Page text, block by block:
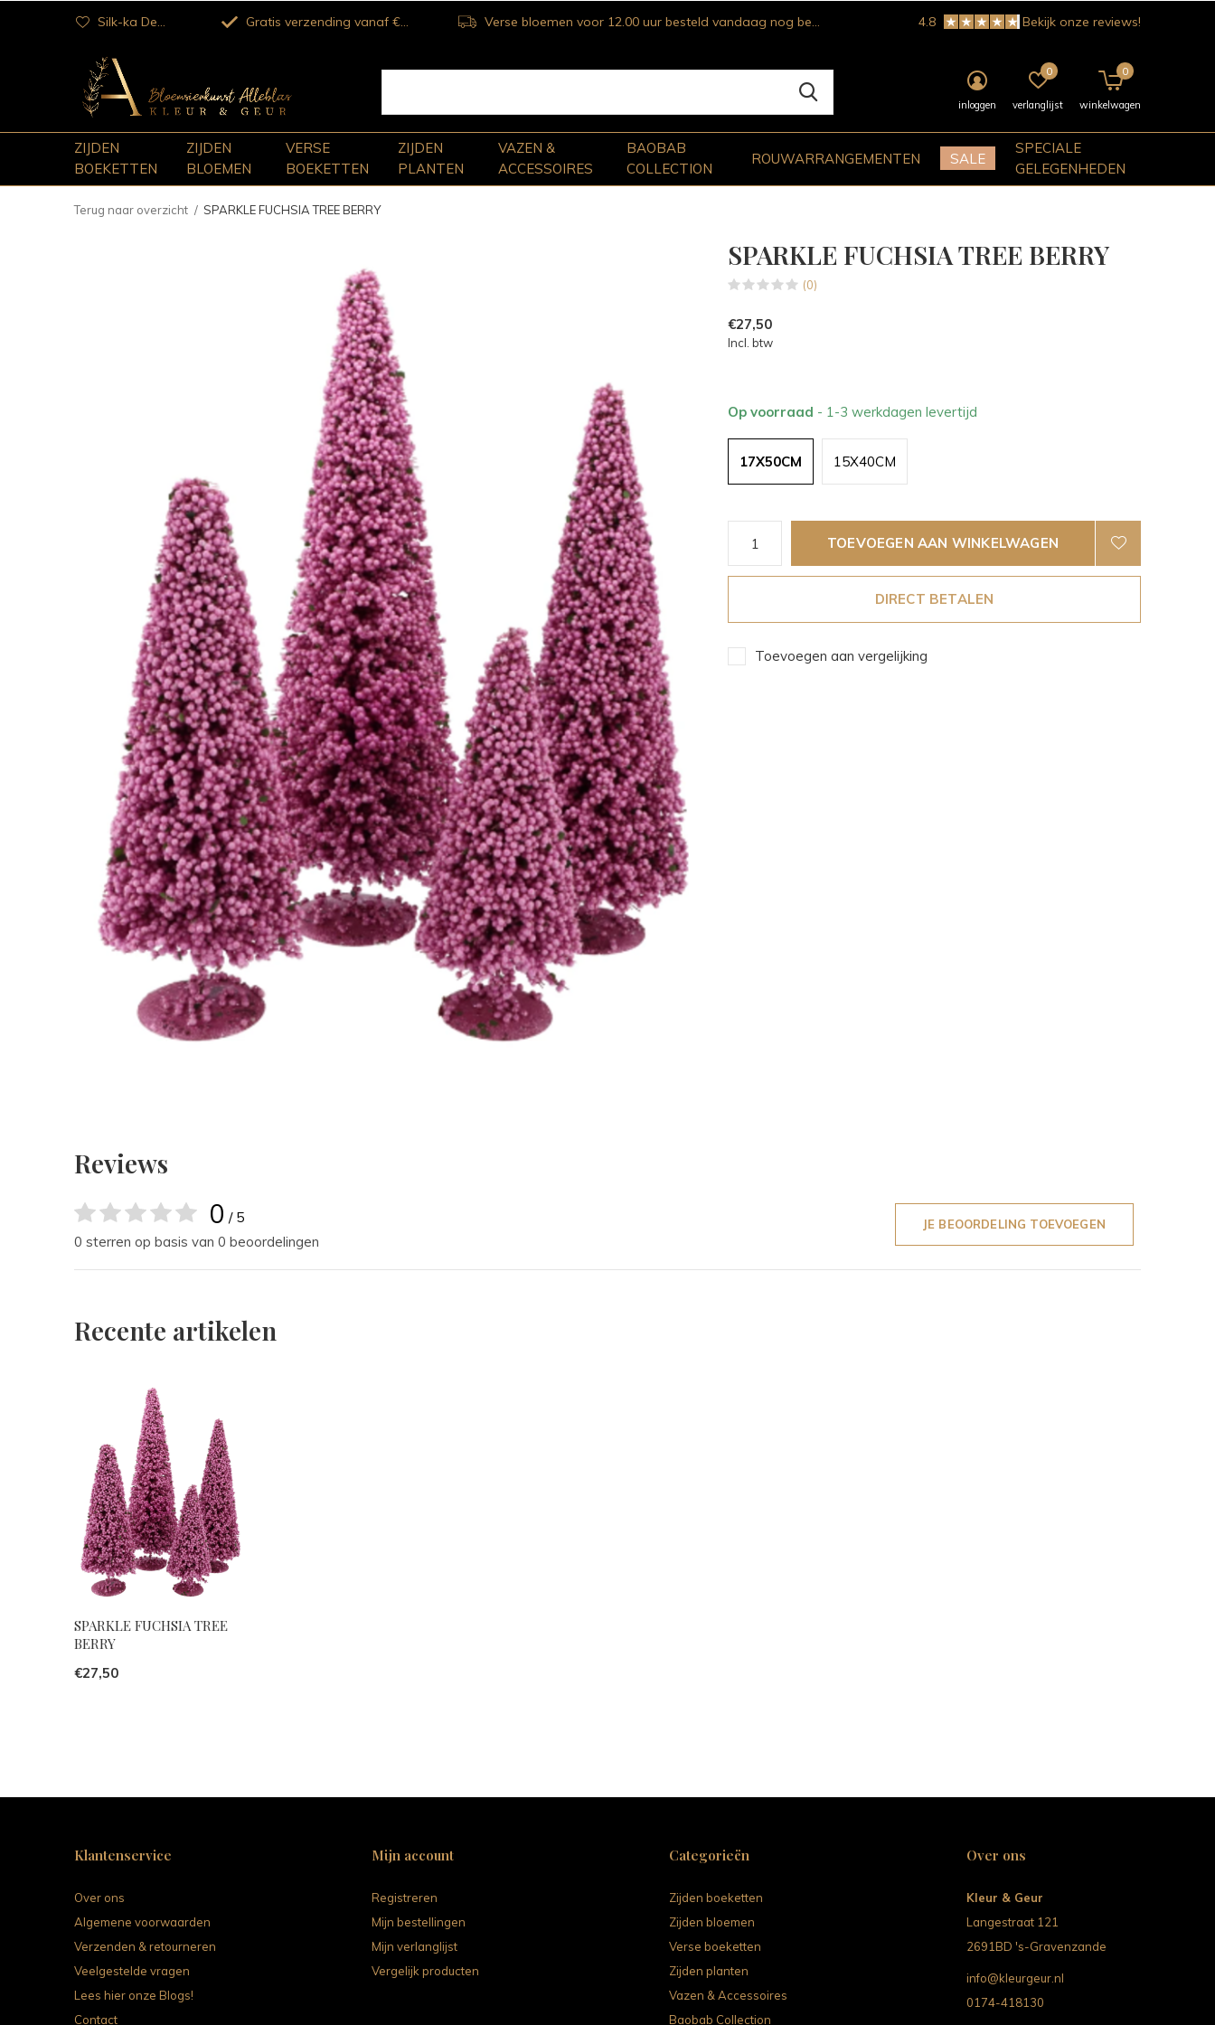
ZIJDEN
BOEKETTEN
ZIJDEN
BLOEMEN
VERSE
BOEKETTEN
ZIJDEN
PLANTEN
VAZEN &
ACCESSOIRES
BAOBAB
COLLECTION
ROUWARRANGEMENTEN SALE
SPECIALE
GELEGENHEDEN
inloggen verlanglijst
0
winkelwagen
0
Silk-ka Dealer Gratis verzending vanaf €100 Verse bloemen voor 12.00 uur besteld vandaag nog bezorgd! 4.8 Bekijk onze reviews!
Terug naar overzicht SPARKLE FUCHSIA TREE BERRY
SPARKLE FUCHSIA TREE BERRY
(0)
€27,50
Incl. btw
Op voorraad - 1-3 werkdagen levertijd
17X50CM 15X40CM
TOEVOEGEN AAN WINKELWAGEN
DIRECT BETALEN
Toevoegen aan vergelijking
Reviews
0 / 5
0 sterren op basis van 0 beoordelingen
JE BEOORDELING TOEVOEGEN
Recente artikelen
SPARKLE FUCHSIA TREE
BERRY
€27,50
Klantenservice
Over ons
Algemene voorwaarden
Verzenden & retourneren
Veelgestelde vragen
Lees hier onze Blogs!
Contact
Mijn account
Registreren
Mijn bestellingen
Mijn verlanglijst
Vergelijk producten
Categorieën
Zijden boeketten
Zijden bloemen
Verse boeketten
Zijden planten
Vazen & Accessoires
Baobab Collection
Over ons
Kleur & Geur
Langestraat 121
2691BD 's-Gravenzande
info@kleurgeur.nl
0174-418130